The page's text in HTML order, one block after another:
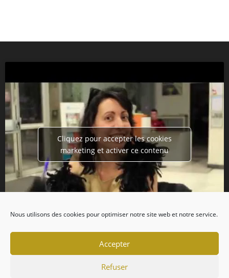
Nous utilisons des cookies pour optimiser notre site web et notre service.
Accepter
Refuser
Cliquez pour accepter les cookies
marketing et activer ce contenu